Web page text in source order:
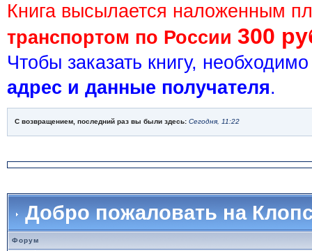
Книга высылается наложенным
транспортом по России 300
Чтобы заказать книгу,
адрес и данные получателя.
С возвращением, последний раз вы были здесь: Сегодня, 11:22
Добро пожаловать на
Форум